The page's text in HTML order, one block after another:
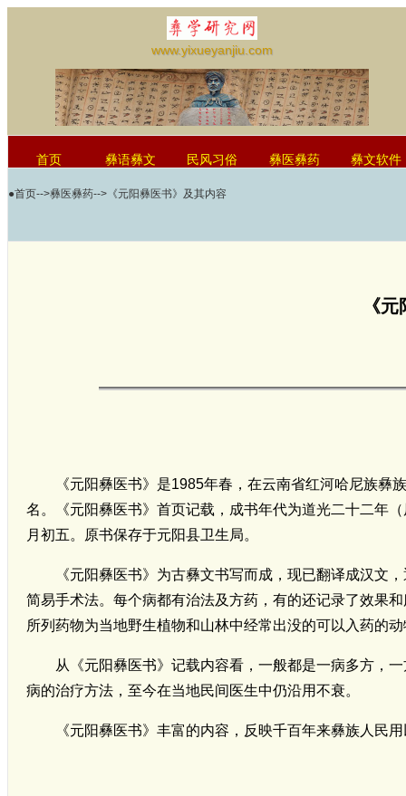
www.yixueyanjiu.com
首页 彝语彝文 民风习俗 彝医彝药 彝文软件
●首页-->彝医彝药-->《元阳彝医书》及其内容
《
《元阳彝医书》是1985年春，在云南省红河哈尼族
名。《元阳彝医书》首页记载，成书年代为道光二十二年
月初五。原书保存于元阳县卫生局。
《元阳彝医书》为古彝文书写而成，现已翻译成汉文
简易手术法。每个病都有治法及方药，有的还记录了效果
所列药物为当地野生植物和山林中经常出没的可以入药的
从《元阳彝医书》记载内容看，一般都是一病多方，
病的治疗方法，至今在当地民间医生中仍沿用不衰。
《元阳彝医书》丰富的内容，反映千百年来彝族人民